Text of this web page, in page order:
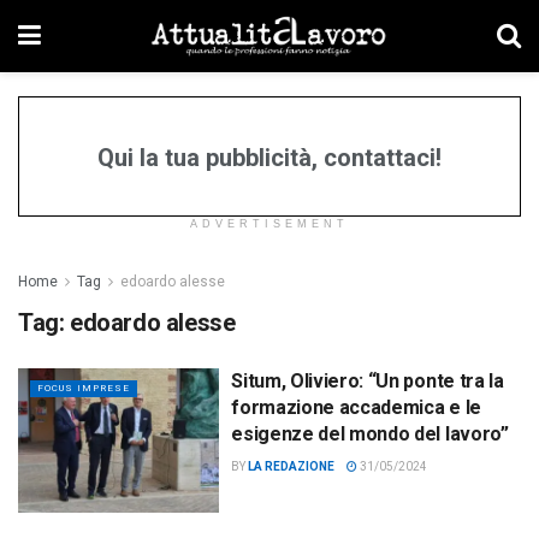
Qui la tua pubblicità, contattaci!
ADVERTISEMENT
Home Tag edoardo alesse
Tag: edoardo alesse
FOCUS IMPRESE
Situm, Oliviero: “Un ponte tra la
formazione accademica e le
esigenze del mondo del lavoro”
BY LA REDAZIONE 31/05/2024